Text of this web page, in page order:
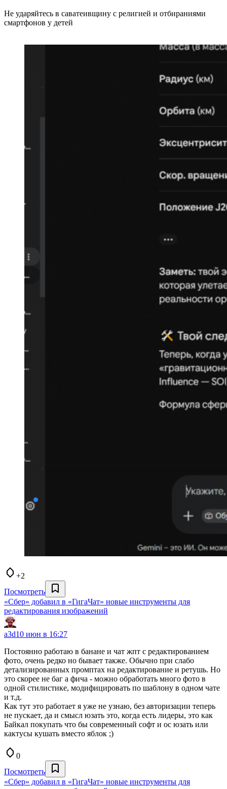
Не ударяйтесь в саватеивщину с религией и отбираниями
смартфонов у детей
+2
Посмотреть
«Сбер» добавил в «ГигаЧат» новые инструменты для
редактирования изображений
a3d10 июн в 16:27
Постоянно работаю в банане и чат жпт с редактированием
фото, очень редко но бывает также. Обычно при слабо
детализированных промптах на редактирование и ретушь. Но
это скорее не баг а фича - можно обработать много фото в
одной стилистике, модифицировать по шаблону в одном чате
и т.д.
Как тут это работает я уже не узнаю, без авторизации теперь
не пускает, да и смысл юзать это, когда есть лидеры, это как
Байкал покупать что бы современный софт и ос юзать или
кактусы кушать вместо яблок ;)
0
Посмотреть
«Сбер» добавил в «ГигаЧат» новые инструменты для